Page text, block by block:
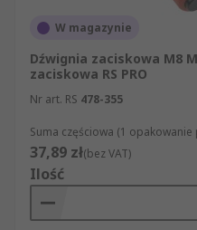
W magazynie
Dźwignia zaciskowa M8
zaciskowa RS PRO
Nr art. RS 478-355
Suma częściowa (1 opakowanie
37,89 zł(bez VAT)
Ilość